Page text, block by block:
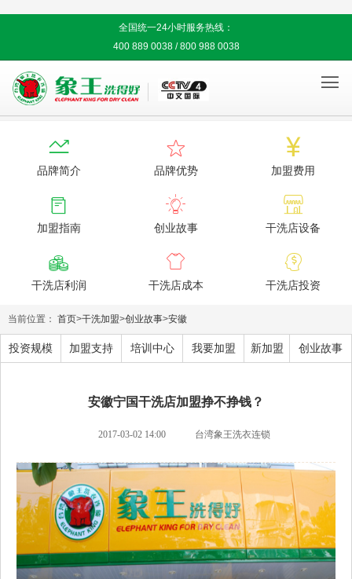
全国统一24小时服务热线：
400 889 0038 / 800 988 0038


品牌简介

品牌优势

加盟费用

加盟指南

创业故事

干洗店设备

干洗店利润

干洗店成本

干洗店投资
当前位置： 首页>干洗加盟>创业故事>安徽
投资规模 加盟支持 培训中心 我要加盟 新加盟 创业故事
安徽宁国干洗店加盟挣不挣钱？
2017-03-02 14:00 台湾象王洗衣连锁